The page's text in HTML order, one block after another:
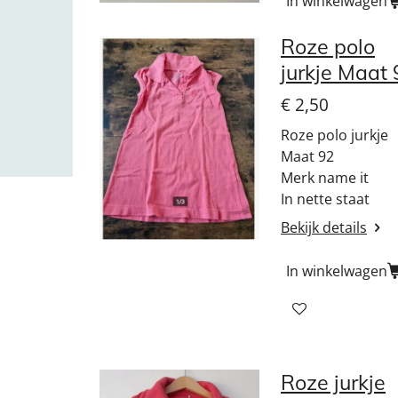
Roze polo
jurkje Maat
€ 2,50
Roze polo jurkje
Maat 92
Merk name it
In nette staat
Bekijk details
In winkelwagen
Roze jurkje